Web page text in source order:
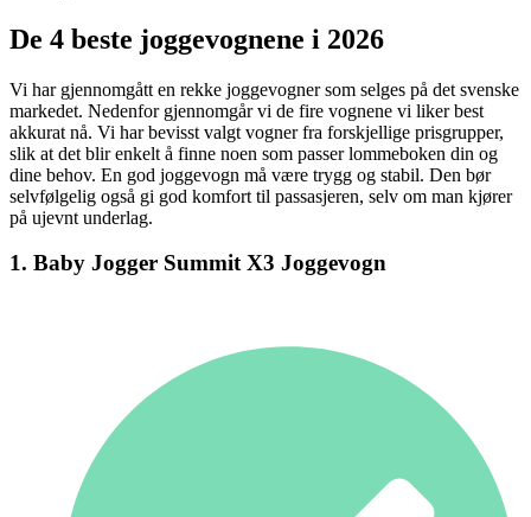
De 4 beste joggevognene i 2026
Vi har gjennomgått en rekke joggevogner som selges på det svenske
markedet. Nedenfor gjennomgår vi de fire vognene vi liker best
akkurat nå. Vi har bevisst valgt vogner fra forskjellige prisgrupper,
slik at det blir enkelt å finne noen som passer lommeboken din og
dine behov. En god joggevogn må være trygg og stabil. Den bør
selvfølgelig også gi god komfort til passasjeren, selv om man kjører
på ujevnt underlag.
1. Baby Jogger Summit X3 Joggevogn